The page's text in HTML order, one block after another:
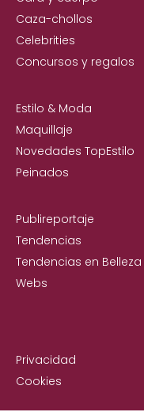
Caza-chollos
Celebrities
Concursos y regalos
Estilo & Moda
Maquillaje
Novedades TopEstilo
Peinados
Publireportaje
Tendencias
Tendencias en Belleza
Webs
Privacidad
Cookies